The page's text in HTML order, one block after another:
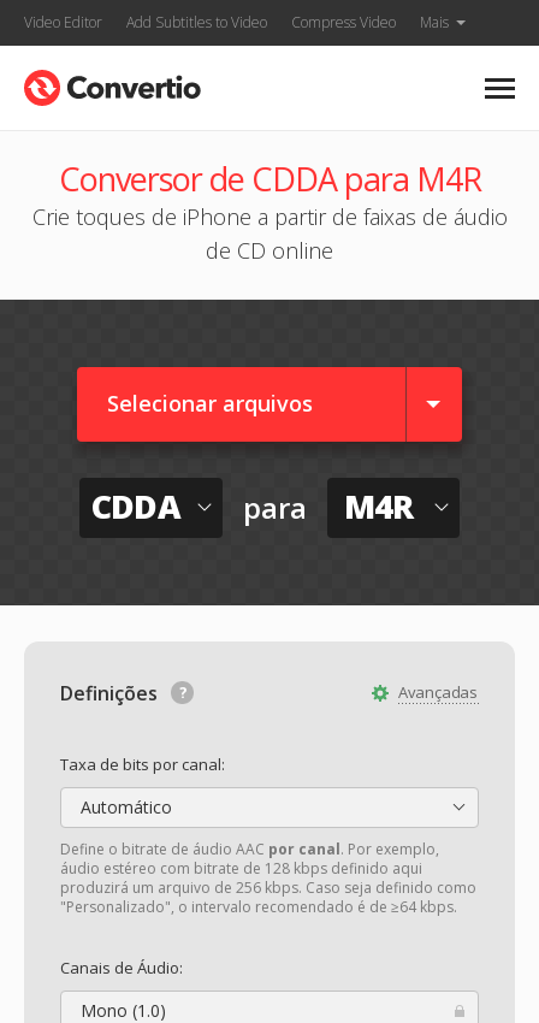
Video Editor Add Subtitles to Video Compress Video Mais
Conversor de CDDA para M4R
Crie toques de iPhone a partir de faixas de áudio
de CD online
Selecionar arquivos
CDDA para M4R
Avançadas
Definições
Taxa de bits por canal:
Automático
Define o bitrate de áudio AAC por canal. Por exemplo,
áudio estéreo com bitrate de 128 kbps definido aqui
produzirá um arquivo de 256 kbps. Caso seja definido como
"Personalizado", o intervalo recomendado é de ≥64 kbps.
Canais de Áudio:
Mono (1.0)